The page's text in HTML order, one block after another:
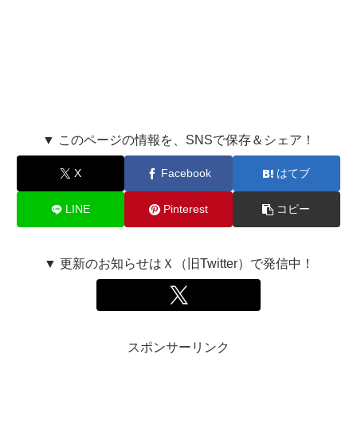
▼ このページの情報を、SNSで保存＆シェア！
X Facebook はてブ
LINE Pinterest コピー
▼ 更新のお知らせはＸ（旧Twitter）で発信中！
スポンサーリンク